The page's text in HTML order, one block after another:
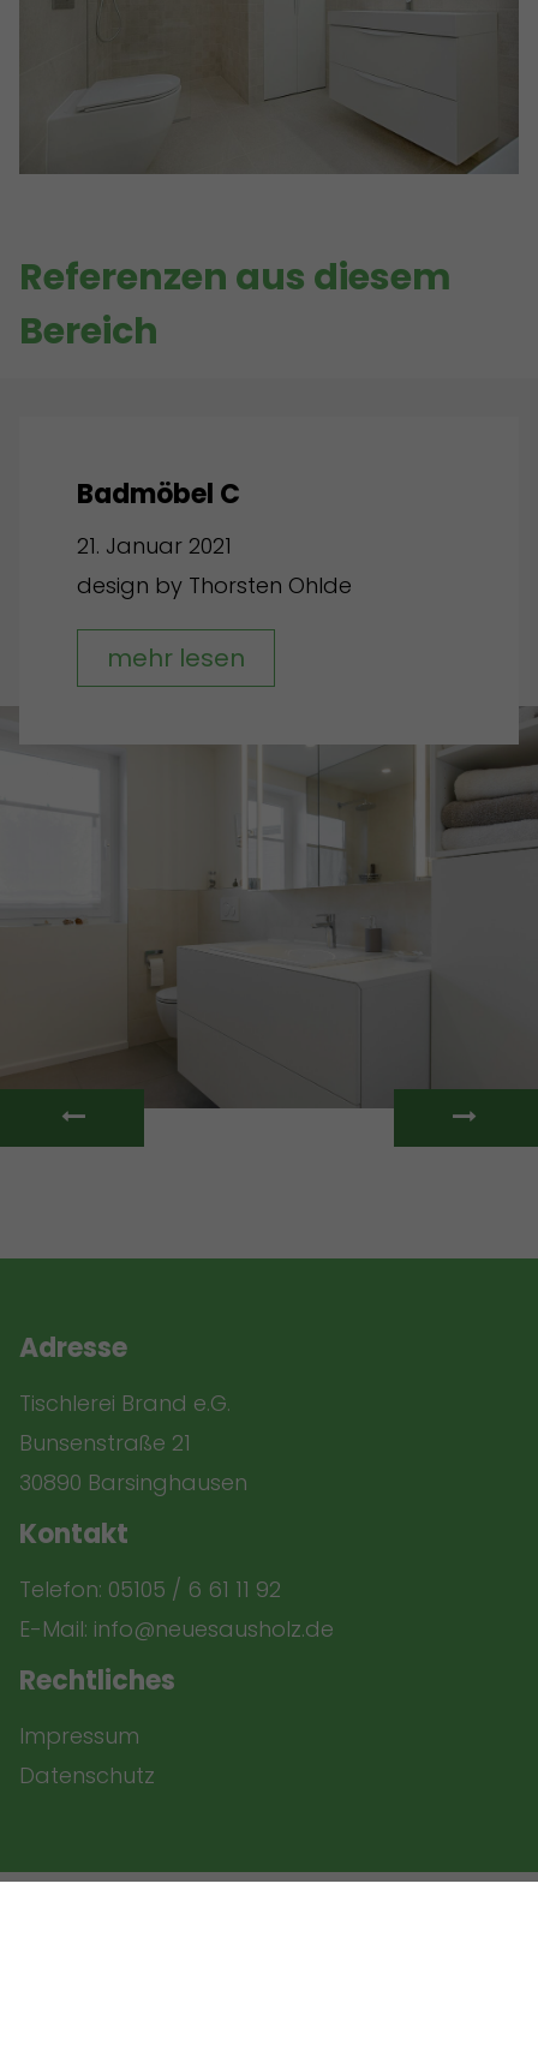
Referenzen aus diesem
Bereich
Badmöbel C
21. Januar 2021
design by Thorsten Ohlde
mehr lesen
Adresse
Tischlerei Brand e.G.
Bunsenstraße 21
30890 Barsinghausen
Kontakt
Telefon: 05105 / 6 61 11 92
E-Mail: info@neuesausholz.de
Rechtliches
Impressum
Datenschutz